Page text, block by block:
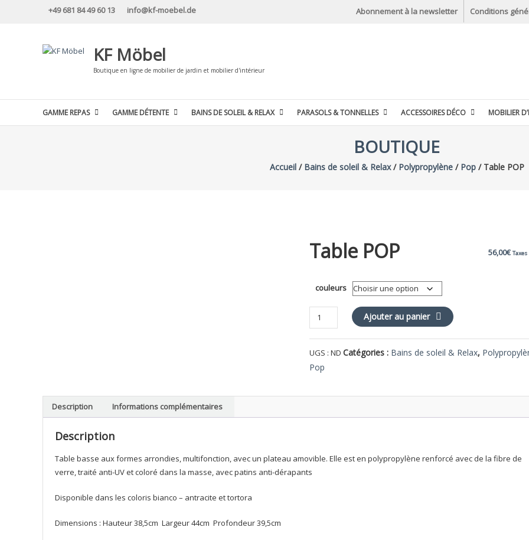
+49 681 84 49 60 13 info@kf-moebel.de Abonnement à la newsletter Conditions
KF Möbel
Boutique en ligne de mobilier de jardin et mobilier d'intérieur
GAMME REPAS GAMME DÉTENTE BAINS DE SOLEIL & RELAX PARASOLS & TONNELLES ACCESSOIRES DÉCO MOBILIER
BOUTIQUE
Accueil/ Bains de soleil & Relax/ Polypropylène/ Pop/ Table POP
Table POP 56,00€
couleurs
de
Table
POP
Ajouter au panier
UGS :ND Catégories : Bains de soleil & Relax,
Pop
Description Informations complémentaires
Description
Table basse aux formes arrondies, multifonction, avec un plateau amovible. Elle est en polypropylène renforcé avec de la fibre de
verre, traité anti-UV et coloré dans la masse, avec patins anti-dérapants
Disponible dans les coloris bianco – antracite et tortora
Dimensions : Hauteur 38,5cm Largeur 44cm Profondeur 39,5cm